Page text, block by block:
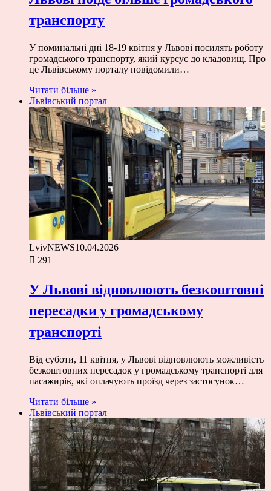
транспорту
У поминальні дні 18-19 квітня у Львові посилять роботу
громадського транспорту, який курсує до кладовищ. Про
це Львівському порталу повідомили…
Читати більше »
Львівський портал
LvivNEWS10.04.2026
291
У Львові відновлюють безкоштовні
пересадки у громадському
транспорті
Від суботи, 11 квітня, у Львові відновлюють можливість
безкоштовних пересадок у громадському транспорті для
пасажирів, які оплачують проїзд через застосунок…
Читати більше »
Львівський портал